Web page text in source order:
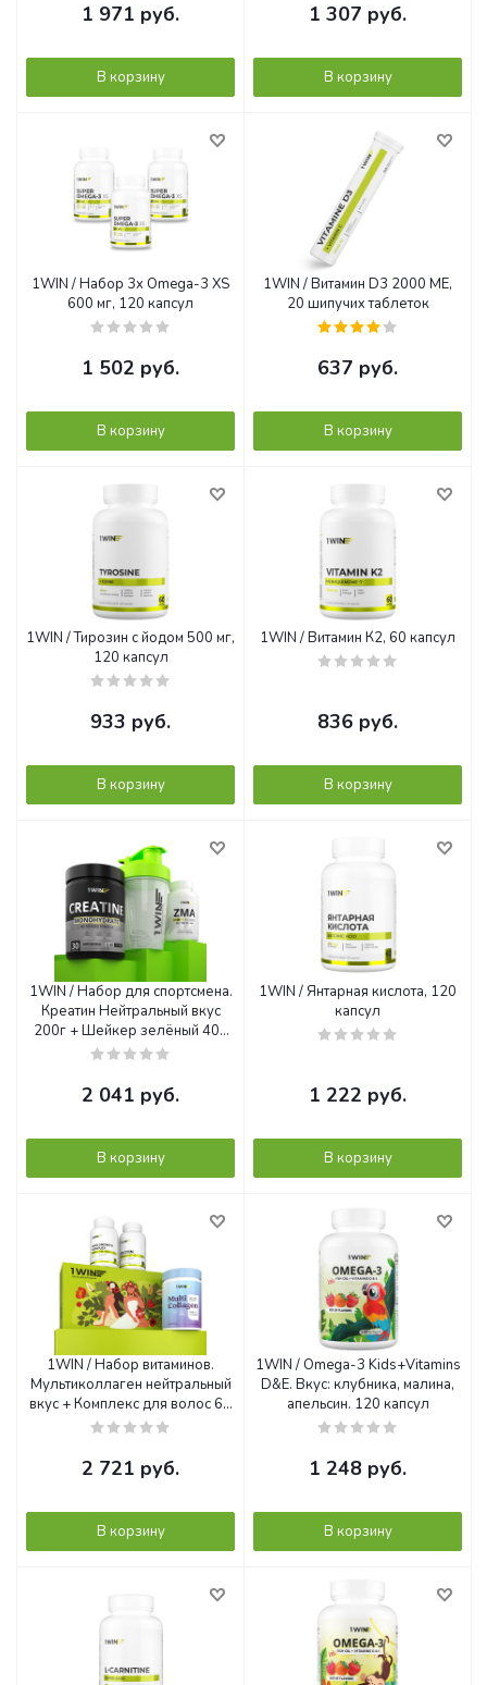
1 971 руб.
В корзину
1 307 руб.
В корзину
1WIN / Набор 3х Omega-3 XS
600 мг, 120 капсул
1 502 руб.
В корзину
1WIN / Витамин D3 2000 МЕ,
20 шипучих таблеток
637 руб.
В корзину
1WIN / Тирозин с йодом 500 мг,
120 капсул
933 руб.
В корзину
1WIN / Витамин К2, 60 капсул
836 руб.
В корзину
1WIN / Набор для спортсмена.
Креатин Нейтральный вкус
200г + Шейкер зелёный 400
мл + подарок ZMA 90 капсул
2 041 руб.
В корзину
1WIN / Янтарная кислота, 120
капсул
1 222 руб.
В корзину
1WIN / Набор витаминов.
Мультиколлаген нейтральный
вкус + Комплекс для волос 60
капсул + Биотин 60 капсул
2 721 руб.
В корзину
1WIN / Omega-3 Kids+Vitamins
D&E. Вкус: клубника, малина,
апельсин. 120 капсул
1 248 руб.
В корзину